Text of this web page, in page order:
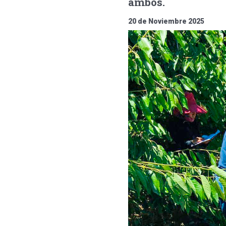
20 de Noviembre 2025